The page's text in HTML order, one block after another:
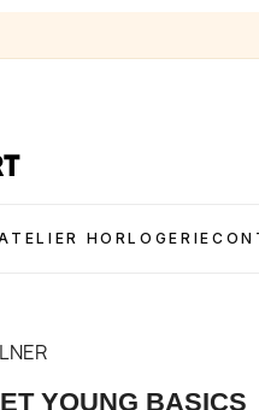
HORLOGERIE
YOUNG BASICS